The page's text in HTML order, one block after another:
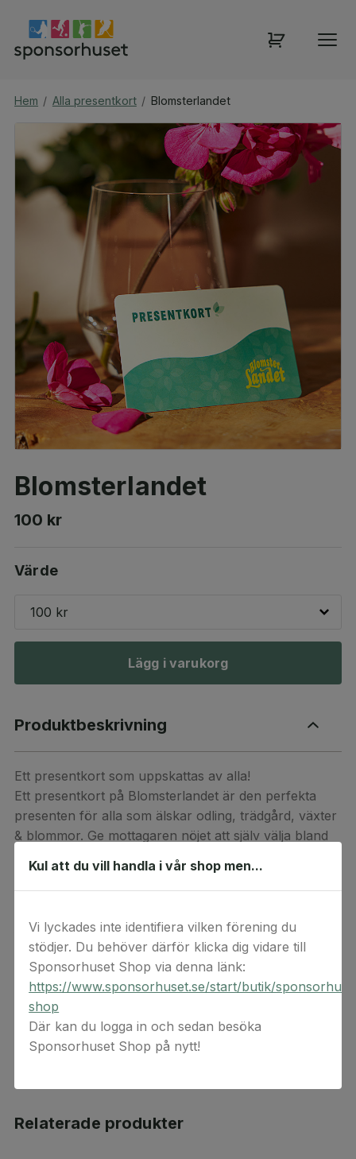
Hem / Alla presentkort / Blomsterlandet
Blomsterlandet
100 kr
Värde
100 kr
Lägg i varukorg
Produktbeskrivning
Ett presentkort som uppskattas av alla!
Ett presentkort på Blomsterlandet är den perfekta
presenten för alla som älskar odling, trädgård, växter
& blommor. Ge mottagaren nöjet att själv välja bland
Blomsterlandets stora urval av växter, blommor,
tillbehör & inredning.
Presentkortet kan användas på alla Blomsterlandets
från laddningsdatumet. Det går att delbetala med
presentkortet både i butik och online, kvarvarande
belopp ligger kvar på presentkortet. Du kan
kontrollera saldo och giltighetstidhär .
Välkommen till Blomsterlandet!
Relaterade produkter
Kul att du vill handla i vår shop men...
Vi lyckades inte identifiera vilken förening du
stödjer. Du behöver därför klicka dig vidare till
Sponsorhuset Shop via denna länk:
https://www.sponsorhuset.se/start/butik/
shop
Där kan du logga in och sedan besöka
Sponsorhuset Shop på nytt!